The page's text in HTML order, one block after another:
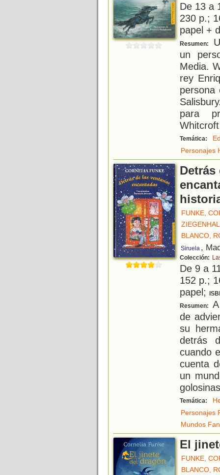
De 13 a
230 p.;
papel +
Resumen:
un
Media.
rey
persona
para
Temática:
Personajes
FUNKE,
BLANCO,
Siruela ,
Colección:
De 9 a
152 p.;
papel;
Resumen:
de
su
detrás
cuando
cuenta
un
golosinas
Temática:
Personajes
Mundos
El
FUNKE,
BLANCO,